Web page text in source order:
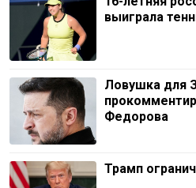
выиграла
Ловушка для
Федорова
Трамп